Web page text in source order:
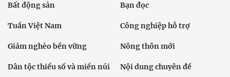
Bất động sản Bạn đọc
Tuần Việt Nam Công nghiệp hỗ trợ
Giảm nghèo bền vững Nông thôn mới
Dân tộc thiểu số và miền núi Nội dung chuyên đề